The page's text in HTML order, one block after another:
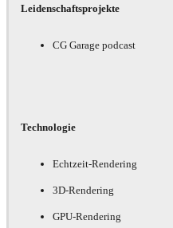
Leidenschaftsprojekte
CG Garage podcast
Technologie
Echtzeit-Rendering
3D-Rendering
GPU-Rendering